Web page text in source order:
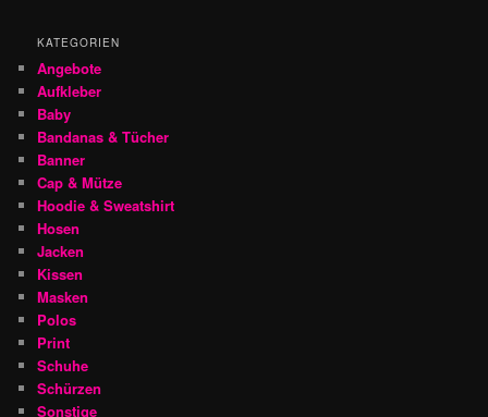
KATEGORIEN
Angebote
Aufkleber
Baby
Bandanas & Tücher
Banner
Cap & Mütze
Hoodie & Sweatshirt
Hosen
Jacken
Kissen
Masken
Polos
Print
Schuhe
Schürzen
Sonstige